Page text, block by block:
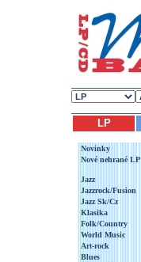
LP
Novinky
Nové nehrané LP
Jazz
Jazzrock/Fusion
Jazz Sk/Cz
Klasika
Folk/Country
World Music
Art-rock
Blues